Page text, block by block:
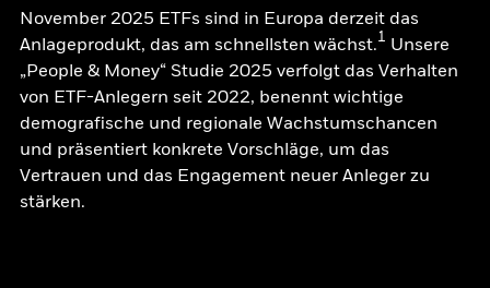
November 2025 ETFs sind in Europa derzeit das
Anlageprodukt, das am schnellsten wächst.1 Unsere
„People & Money“ Studie 2025 verfolgt das Verhalten
von ETF-Anlegern seit 2022, benennt wichtige
demografische und regionale Wachstumschancen
und präsentiert konkrete Vorschläge, um das
Vertrauen und das Engagement neuer Anleger zu
stärken.